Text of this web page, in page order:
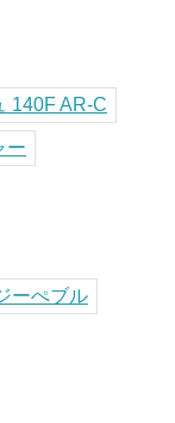
140F AR-C
ー
ーぺブル